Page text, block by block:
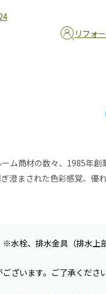
リフォ
ム商材の数々、1985年
澄まされた色彩感覚、優
水栓、排水金具（排水上
ざいます。ご了承ください